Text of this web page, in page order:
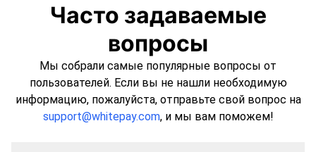
Часто задаваемые
вопросы
Мы собрали самые популярные вопросы от
пользователей. Если вы не нашли необходимую
информацию, пожалуйста, отправьте свой вопрос на
support@whitepay.com, и мы вам поможем!